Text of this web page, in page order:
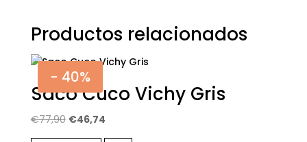
Productos relacionados
- 40%
Saco Cuco Vichy Gris
€77,90 El
precio
€46,74El
precio